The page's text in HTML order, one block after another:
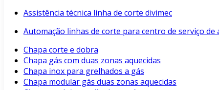
Assistência técnica linha de corte divimec
Automação linhas de corte para centro de serviço de
Chapa corte e dobra
Chapa gás com duas zonas aquecidas
Chapa inox para grelhados a gás
Chapa modular gás duas zonas aquecidas